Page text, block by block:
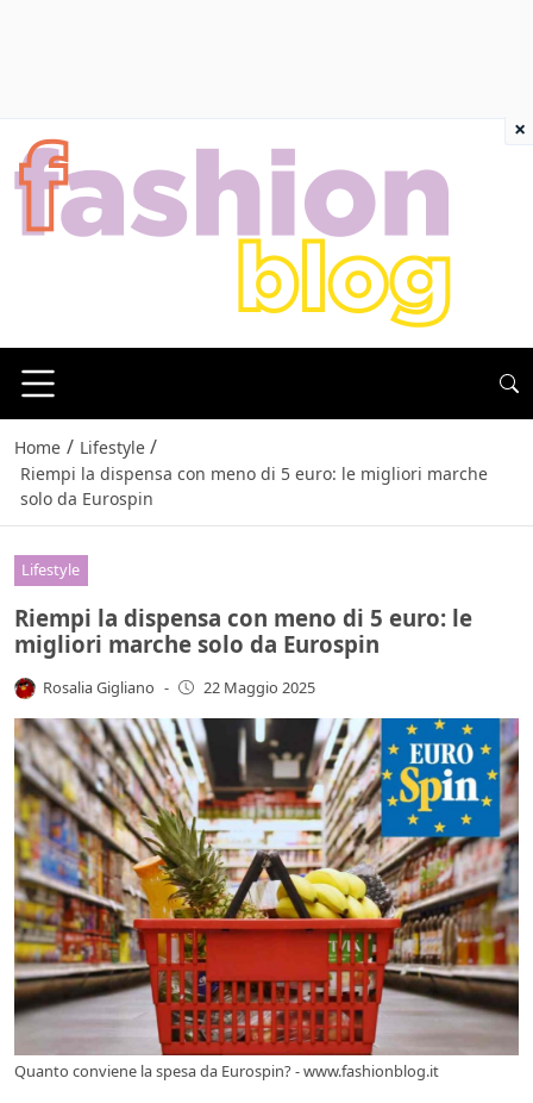
Home / Lifestyle /
Riempi la dispensa con meno di 5 euro: le migliori marche
solo da Eurospin
Lifestyle
Riempi la dispensa con meno di 5 euro: le
migliori marche solo da Eurospin
Rosalia Gigliano - 22 Maggio 2025
Quanto conviene la spesa da Eurospin? - www.fashionblog.it
×